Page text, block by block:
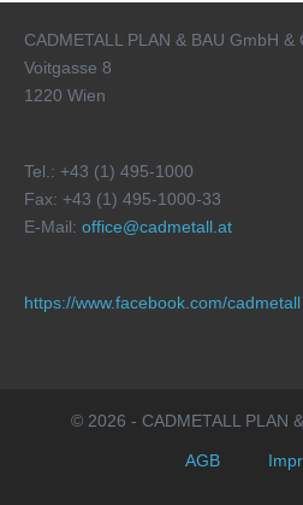
CADMETALL PLAN & BAU GmbH &
Voitgasse 8
1220 Wien
Tel.: +43 (1) 495-1000
Fax: +43 (1) 495-1000-33
E-Mail: office@cadmetall.at
https://www.facebook.com/cadmetall
© 2026 - CADMETALL PLAN
AGB